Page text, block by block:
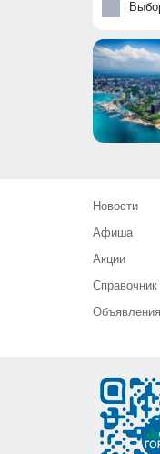
Новости
Афиша
Акции
Справочник
Объявления